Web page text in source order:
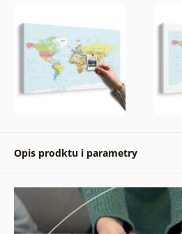
Opis prodktu i parametry